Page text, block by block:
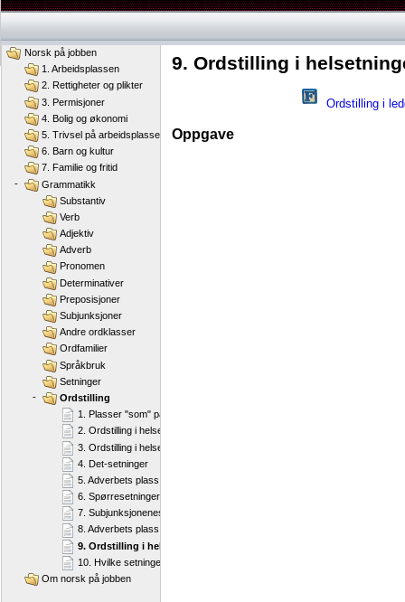
9. Ordstilling i
Ordstilling i
Oppgave
Norsk på jobben
1. Arbeidsplassen
2. Rettigheter og plikter
3. Permisjoner
4. Bolig og økonomi
5. Trivsel på arbeidsplassen
6. Barn og kultur
7. Familie og fritid
-
Grammatikk
Substantiv
Verb
Adjektiv
Adverb
Pronomen
Determinativer
Preposisjoner
Subjunksjoner
Andre ordklasser
Ordfamilier
Språkbruk
Setninger
-
Ordstilling
1. Plasser "som" på riktig sted i setningen
2. Ordstilling i helsetninger
3. Ordstilling i helsetninger
4. Det-setninger
5. Adverbets plass i setningene
6. Spørresetninger
7. Subjunksjonenes plass i setningene
8. Adverbets plass i leddsetninger
9. Ordstilling i helsetninger med leddsetninger
10. Hvilke setninger har riktig ordstilling?
Om norsk på jobben